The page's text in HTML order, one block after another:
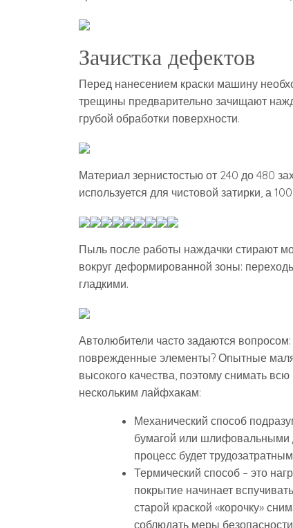
Зачистка дефектов
Перед нанесением краски машину
трещины предварительно зачищают
грубой обработки поверхности.
Материал зернистостью от 240 до 480
используется для чистовой затирки, а
Пыль после работы наждачки стирают
вокруг деформированной зоны:
гладкими.
Автолюбители часто задаются
поврежденные элементы? Опытные
высокого качества, поэтому снимать
нескольким лайфхакам:
Механический способ
бумагой или шлифовальными
процесс будет
Термический способ – это
покрытие начинает
старой краской «корочку»
соблюдать меры